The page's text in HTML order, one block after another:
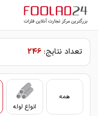
تعداد نتایج: 246
همه
انواع لوله